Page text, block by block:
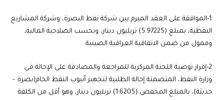
1-الموافقة على العقد المبرم بين شركة نفط البصرة، وشركة المشاريع
النفطية، بمبلغ (5.97225) تريليون دينار، وبحسب الصلاحية المالية،
وممول من ضمن الاتفاقية العراقية الصينية.
2-إقرار توصية اللجنة المركزية للمراجعة والمصادقة على الإحالة في
وزارة النفط، المتضمنة إحالة الطلبية لتجهيز أنبوب النفط الخام(بصرة –
حديثة)، بالمبلغ المخفض (1.6205) تريليون دينار، وهو أقل من الكلفة